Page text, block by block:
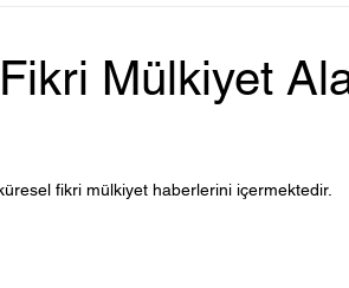
Mülkiyet
fikri mülkiyet haberlerini içermektedir.